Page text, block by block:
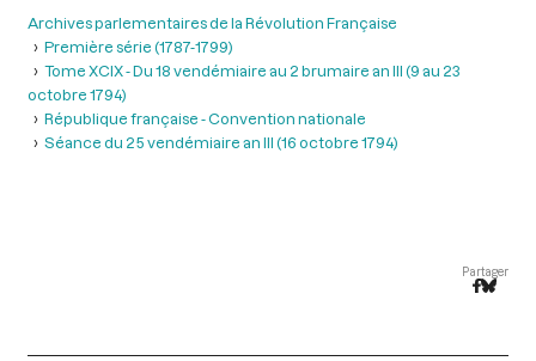
Archives parlementaires de la Révolution Française
Première série (1787-1799)
Tome XCIX - Du 18 vendémiaire au 2 brumaire an III (9 au 23
octobre 1794)
République française - Convention nationale
Séance du 25 vendémiaire an III (16 octobre 1794)
Partager